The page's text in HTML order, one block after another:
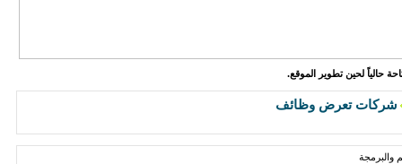
حالياً لحين تطوير الموقع.
شركات تعرض وظائف
والبرمجة